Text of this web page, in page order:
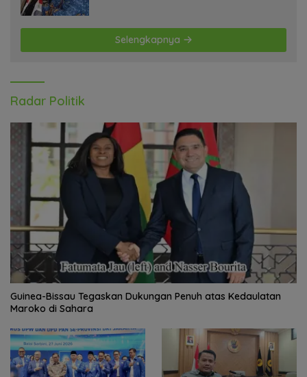
Selengkapnya
Radar Politik
Guinea-Bissau Tegaskan Dukungan Penuh atas Kedaulatan
Maroko di Sahara